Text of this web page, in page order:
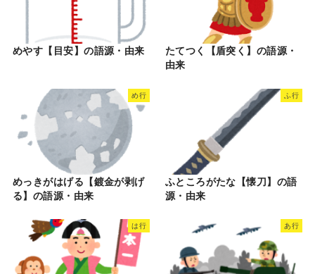
めやす【目安】の語源・由来
たてつく【盾突く】の語源・
由来
め行
めっきがはげる【鍍金が剥げ
る】の語源・由来
ふ行
ふところがたな【懐刀】の語
源・由来
は行 あ行